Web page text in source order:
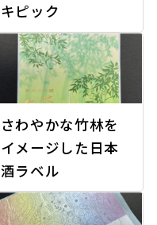
キピック
さわやかな竹林を
イメージした日本
酒ラベル